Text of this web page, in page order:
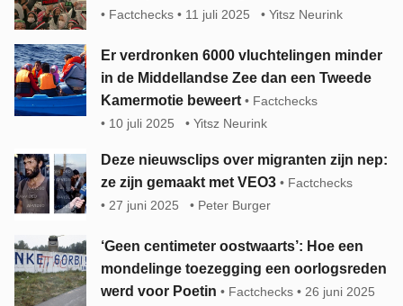
Factchecks 11 juli 2025 Yitsz Neurink
Er verdronken 6000 vluchtelingen minder
in de Middellandse Zee dan een Tweede
Kamermotie beweert
Factchecks
10 juli 2025
Yitsz Neurink
Deze nieuwsclips over migranten zijn nep:
ze zijn gemaakt met VEO3
Factchecks
27 juni 2025
Peter Burger
‘Geen centimeter oostwaarts’: Hoe een
mondelinge toezegging een oorlogsreden
werd voor Poetin
Factchecks
26 juni 2025